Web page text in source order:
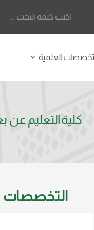
العلمية
كلية التعليم عن
التخصصات
قسم الدراسات